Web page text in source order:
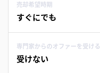
売却希望時期
すぐにでも
専門家からのオファーを受ける
受けない